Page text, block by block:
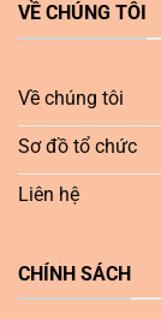
VỀ CHÚNG TÔI
Về chúng tôi
Sơ đồ tổ chức
Liên hệ
CHÍNH SÁCH